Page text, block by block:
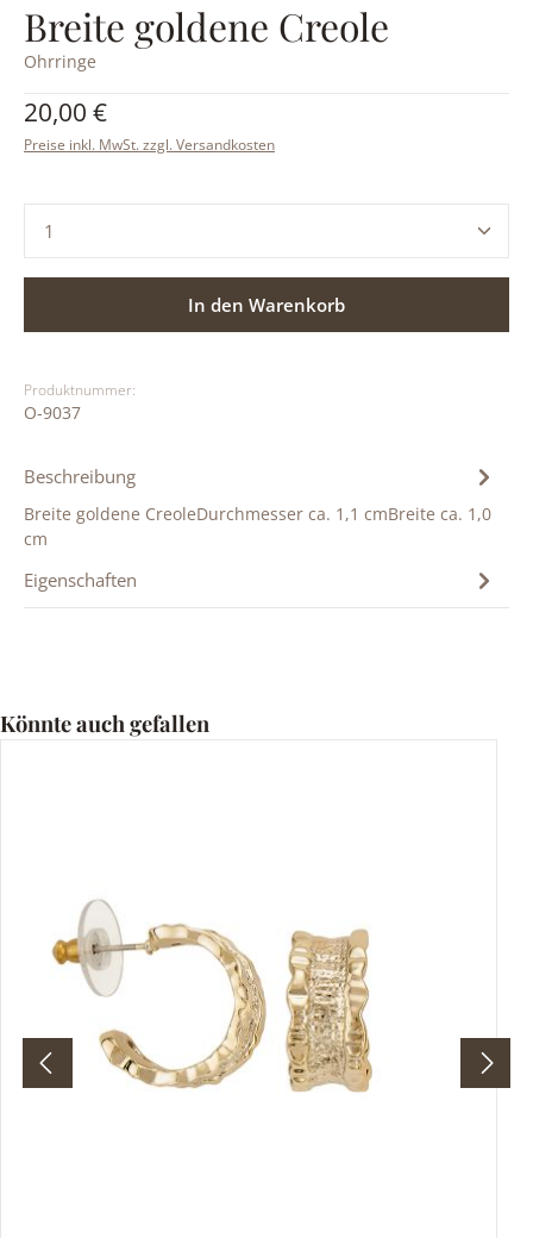
Breite goldene Creole
Ohrringe
Regulärer Preis:
20,00 €
Preise inkl. MwSt. zzgl. Versandkosten
Produkt Anzahl: Gib den gewünschten Wert ein
In den Warenkorb
Produktnummer:
O-9037
Beschreibung
Breite goldene CreoleDurchmesser ca. 1,1 cmBreite ca. 1,0
cm
Eigenschaften
Produktgalerie überspringen
Könnte auch gefallen